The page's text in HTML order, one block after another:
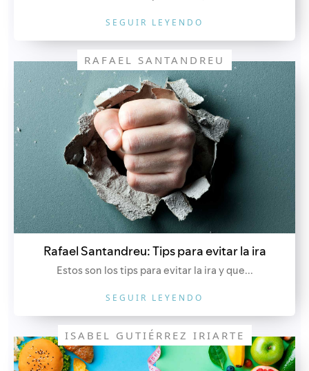
SEGUIR LEYENDO
RAFAEL SANTANDREU
Rafael Santandreu: Tips para evitar la ira
Estos son los tips para evitar la ira y que...
SEGUIR LEYENDO
ISABEL GUTIÉRREZ IRIARTE